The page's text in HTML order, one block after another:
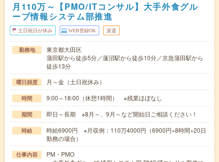
月110万～【PMO/ITコンサル】大手外食グル
ープ情報システム部推進
土日祝日が休み WEB登録OK 派遣
勤務地
東京都大田区
蒲田駅から徒歩5分／蓮沼駅から徒歩10分／京急蒲田駅から
徒歩13分
曜日頻度 月～金（土日祝休み）
時間 9:00～18:00（休憩1時間） ※残業ほぼなし
期間 即日～長期 ※8月～、9月～など開始日ご相談ください！
時給
時給6900円 ※月収例：110万4000円（6900円×8時間×20日
勤務の場合）
仕事内容
PM・PMO